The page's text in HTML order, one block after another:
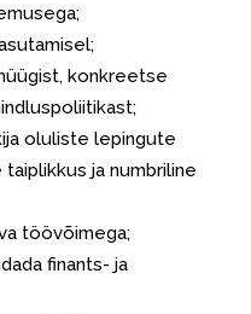
konkreetse
oluliste lepingute
ja numbriline
töövõimega;
finants- ja